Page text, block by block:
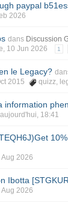
paypal
2026
dans Discussion
, 10 Jun 2026 1
le Legacy?
2015 quizz,
information
18:41
Aug 2026
Ibotta
Aug 2026